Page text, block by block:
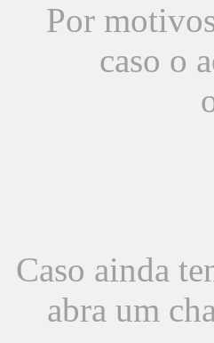
Por
caso o
Caso ainda
abra um